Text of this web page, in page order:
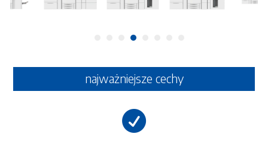
najważniejsze cechy
